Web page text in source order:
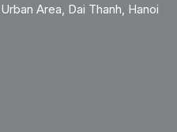
Area, Dai Thanh, Hanoi